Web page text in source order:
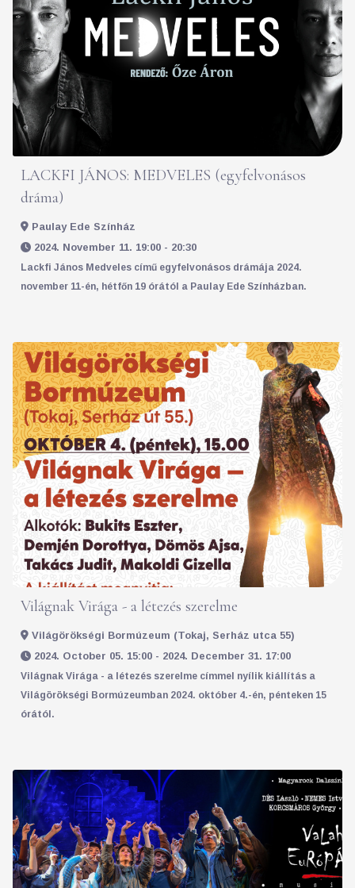
LACKFI JÁNOS: MEDVELES (egyfelvonásos
dráma)
Paulay Ede Színház
2024. November 11. 19:00 - 20:30
Lackfi János Medveles című egyfelvonásos drámája 2024.
november 11-én, hétfőn 19 órától a Paulay Ede Színházban.
Világnak Virága - a létezés szerelme
Világörökségi Bormúzeum (Tokaj, Serház utca 55)
2024. October 05. 15:00 - 2024. December 31. 17:00
Világnak Virága - a létezés szerelme címmel nyílik kiállítás a
Világörökségi Bormúzeumban 2024. október 4.-én, pénteken 15
órától.